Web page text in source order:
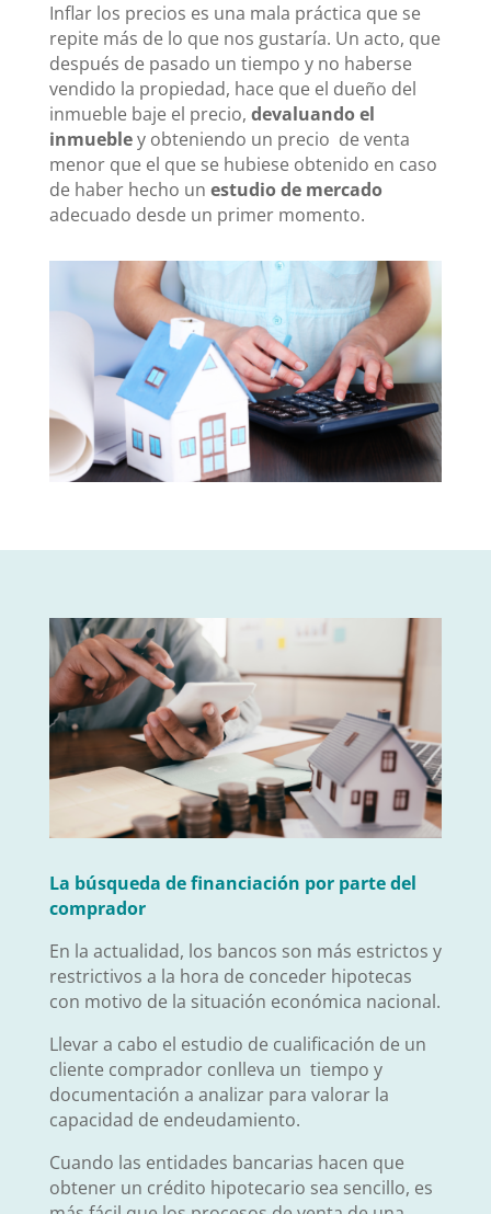
Inflar los precios es una mala práctica que se
repite más de lo que nos gustaría. Un acto, que
después de pasado un tiempo y no haberse
vendido la propiedad, hace que el dueño del
inmueble baje el precio, devaluando el
inmuebley obteniendo un precio de venta
menor que el que se hubiese obtenido en caso
de haber hecho un estudio de mercado
adecuado desde un primer momento.
La búsqueda de financiación por parte del
comprador
En la actualidad, los bancos son más estrictos y
restrictivos a la hora de conceder hipotecas
con motivo de la situación económica nacional.
Llevar a cabo el estudio de cualificación de un
cliente comprador conlleva un tiempo y
documentación a analizar para valorar la
capacidad de endeudamiento.
Cuando las entidades bancarias hacen que
obtener un crédito hipotecario sea sencillo, es